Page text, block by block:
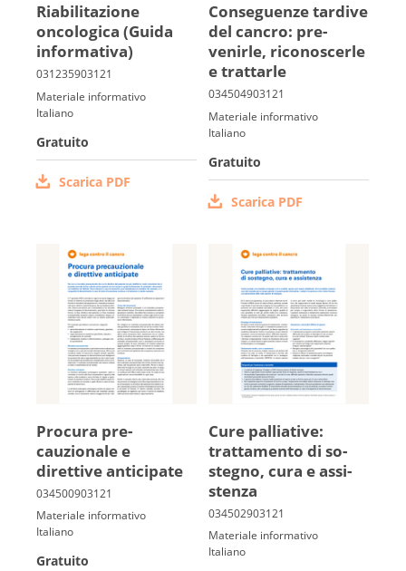
Riabilitazione
oncologica (Guida
informativa)
Materiale informativo
Italiano
Gratuito
Scarica PDF
Con­seguenze tardive
del cancro: pre­
venirle, ricono­scerle
e trattarle
Materiale informativo
Italiano
Gratuito
Scarica PDF
Procura pre­
cauzionale e
direttive anti­cipate
Materiale informativo
Italiano
Gratuito
Cure palliative:
trattamento di so­
stegno, cura e as­si­
stenza
Materiale informativo
Italiano